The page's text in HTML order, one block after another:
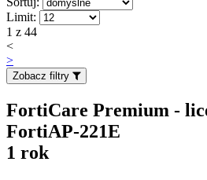
Limit:
1 z 44
<
>
Zobacz filtry
FortiCare Premium -
FortiAP-221E
1 rok